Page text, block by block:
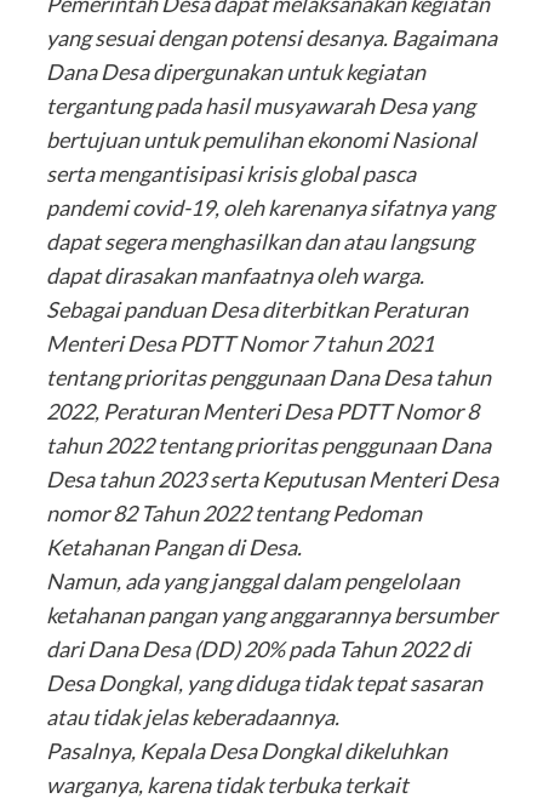
yang sesuai dengan potensi desanya. Bagaimana
Dana Desa dipergunakan untuk kegiatan
tergantung pada hasil musyawarah Desa yang
bertujuan untuk pemulihan ekonomi Nasional
serta mengantisipasi krisis global pasca
pandemi covid-19, oleh karenanya sifatnya yang
dapat segera menghasilkan dan atau langsung
dapat dirasakan manfaatnya oleh warga.
Sebagai panduan Desa diterbitkan Peraturan
Menteri Desa PDTT Nomor 7 tahun 2021
tentang prioritas penggunaan Dana Desa tahun
2022, Peraturan Menteri Desa PDTT Nomor 8
tahun 2022 tentang prioritas penggunaan Dana
Desa tahun 2023 serta Keputusan Menteri Desa
nomor 82 Tahun 2022 tentang Pedoman
Ketahanan Pangan di Desa.
Namun, ada yang janggal dalam pengelolaan
ketahanan pangan yang anggarannya bersumber
dari Dana Desa (DD) 20% pada Tahun 2022 di
Desa Dongkal, yang diduga tidak tepat sasaran
atau tidak jelas keberadaannya.
Pasalnya, Kepala Desa Dongkal dikeluhkan
warganya, karena tidak terbuka terkait